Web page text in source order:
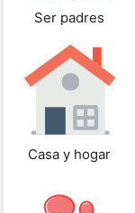
Ser padres
Casa y hogar